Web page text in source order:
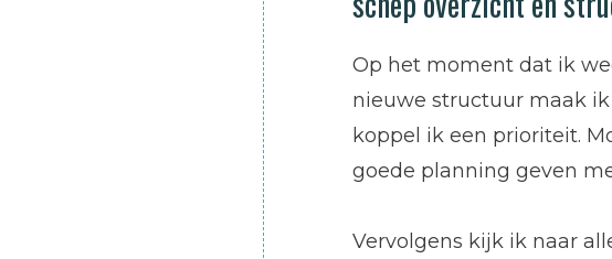
Op het moment dat ik
nieuwe structuur maak
koppel ik een prioriteit.
goede planning geven
Vervolgens kijk ik naar